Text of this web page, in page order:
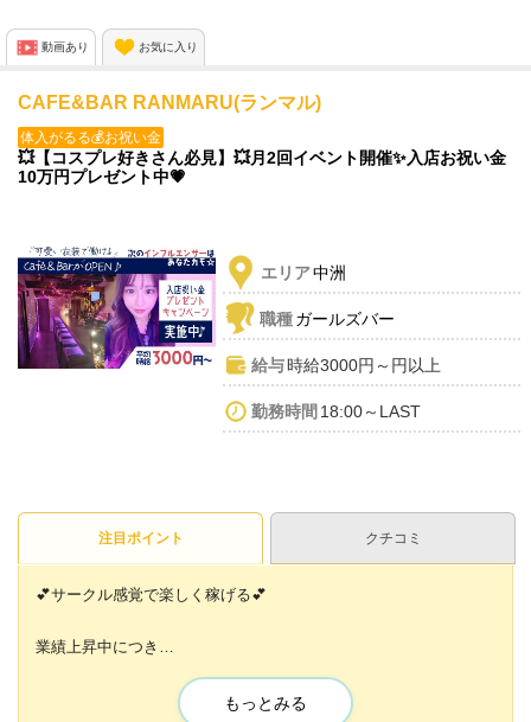
🐣勿論、終電あがりも全然OK!!
🐣終電後は希望場所まで送りあり!!
お待ちして
動画あり お気に入り
CAFE&BAR RANMARU(ランマル)
体入がるる💰お祝い金
💥【コスプレ好きさん必見】💥月2回イベント開催✨入店お祝い金
10万円プレゼント中💗
エリア中洲
職種ガールズバー
給与時給3000円～円以上
勤務時間 18:00～LAST
注目ポイント クチコミ
💕サークル感覚で楽しく稼げる💕
業績上昇中につき
新しいスタッフさん大募集💕✨
もっとみる